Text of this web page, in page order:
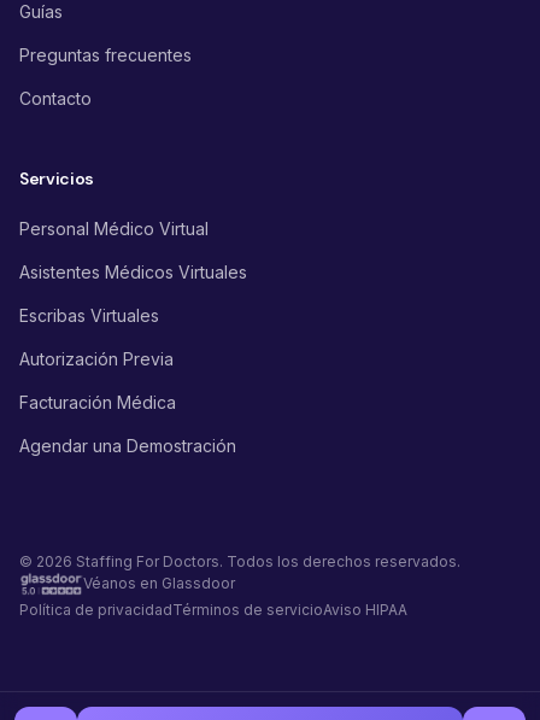
Guías
Preguntas frecuentes
Contacto
Servicios
Personal Médico Virtual
Asistentes Médicos Virtuales
Escribas Virtuales
Autorización Previa
Facturación Médica
Agendar una Demostración
© 2026 Staffing For Doctors. Todos los derechos reservados.
Véanos en Glassdoor
Política de privacidadTérminos de servicioAviso HIPAA